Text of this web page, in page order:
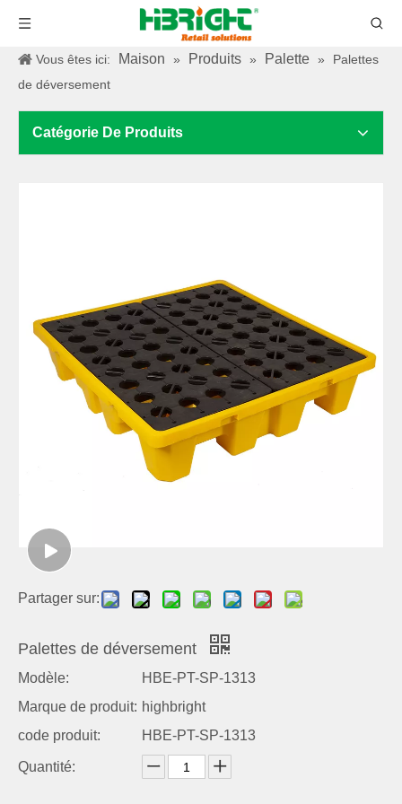
Vous êtes ici: Maison » Produits » Palette »
Palettes
de déversement
Catégorie De Produits
Partager sur:
Palettes de déversement
Modèle:
HBE-PT-SP-1313
Marque de produit: highbright
code produit:
HBE-PT-SP-1313
Quantité: